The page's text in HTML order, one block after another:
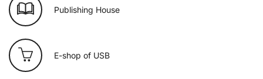
Publishing House
E-shop of USB